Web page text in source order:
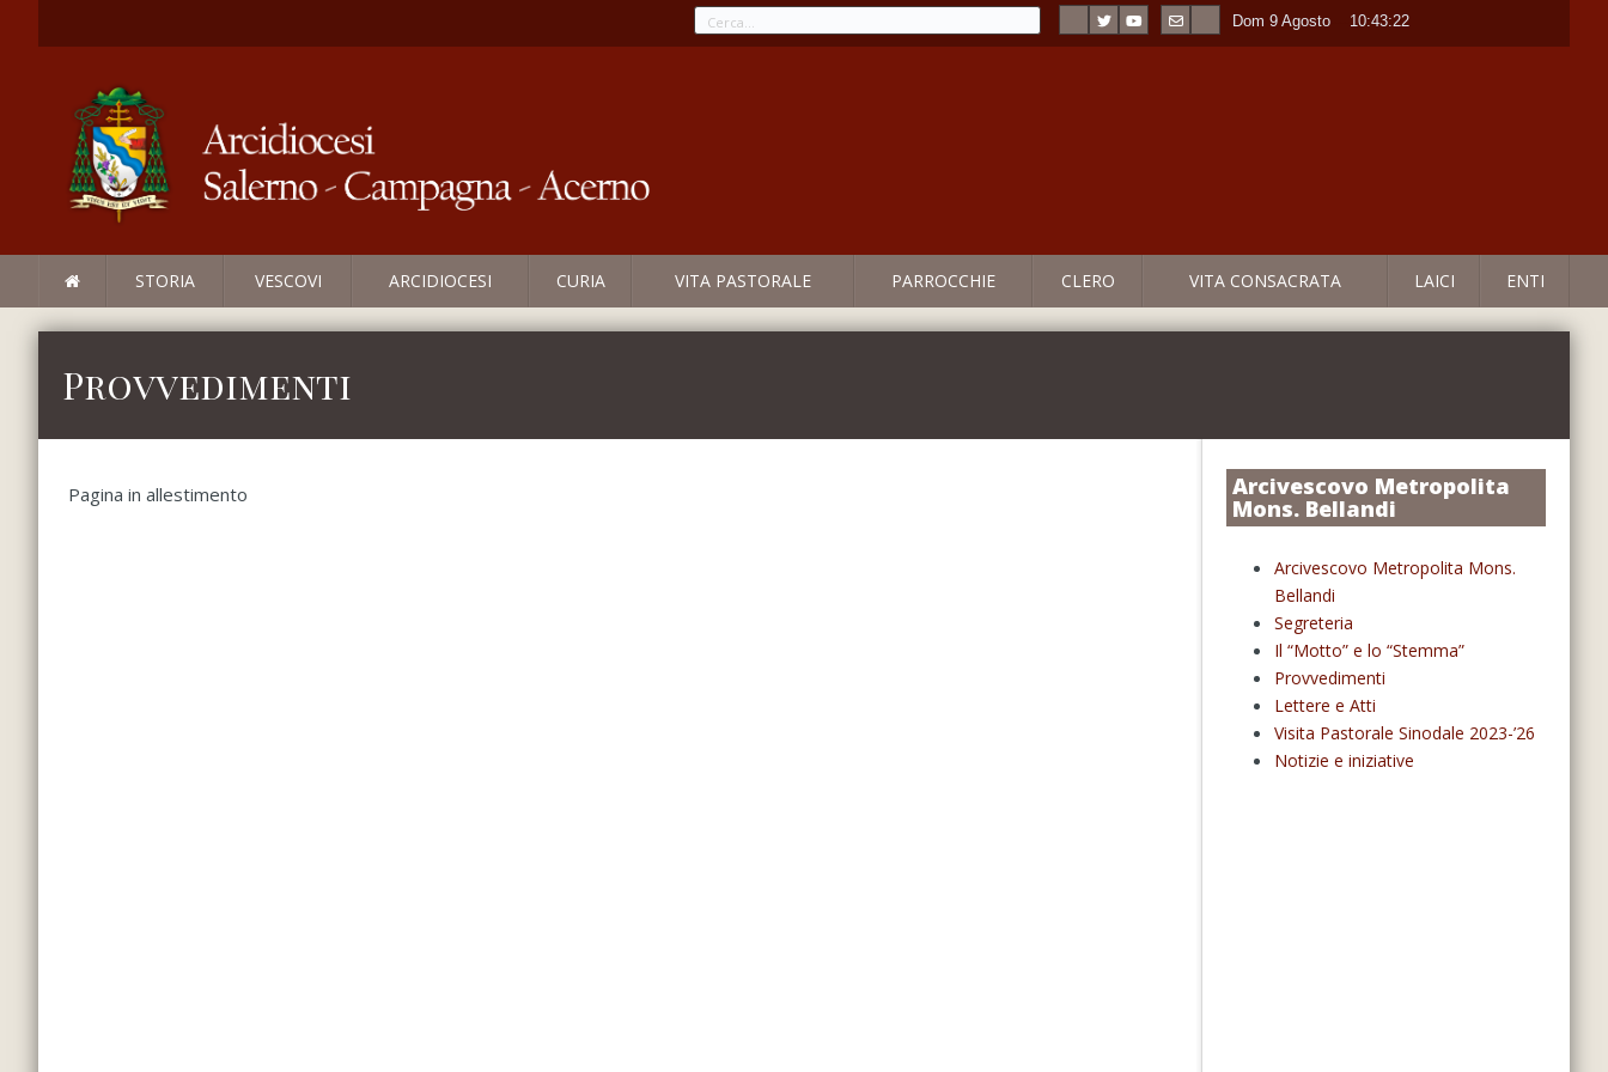
Dom 9 Agosto 10:43:22
STORIA VESCOVI ARCIDIOCESI CURIA VITA PASTORALE PARROCCHIE CLERO VITA CONSACRATA LAICI ENTI
Provvedimenti
Pagina in allestimento Arcivescovo Metropolita
Mons. Bellandi
Arcivescovo Metropolita Mons.
Bellandi
Segreteria
Il “Motto” e lo “Stemma”
Provvedimenti
Lettere e Atti
Visita Pastorale Sinodale 2023-’26
Notizie e iniziative